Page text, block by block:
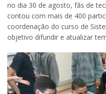
no dia 30 de agosto, fãs de
contou com mais de 400
coordenação do curso de
objetivo difundir e atualizar